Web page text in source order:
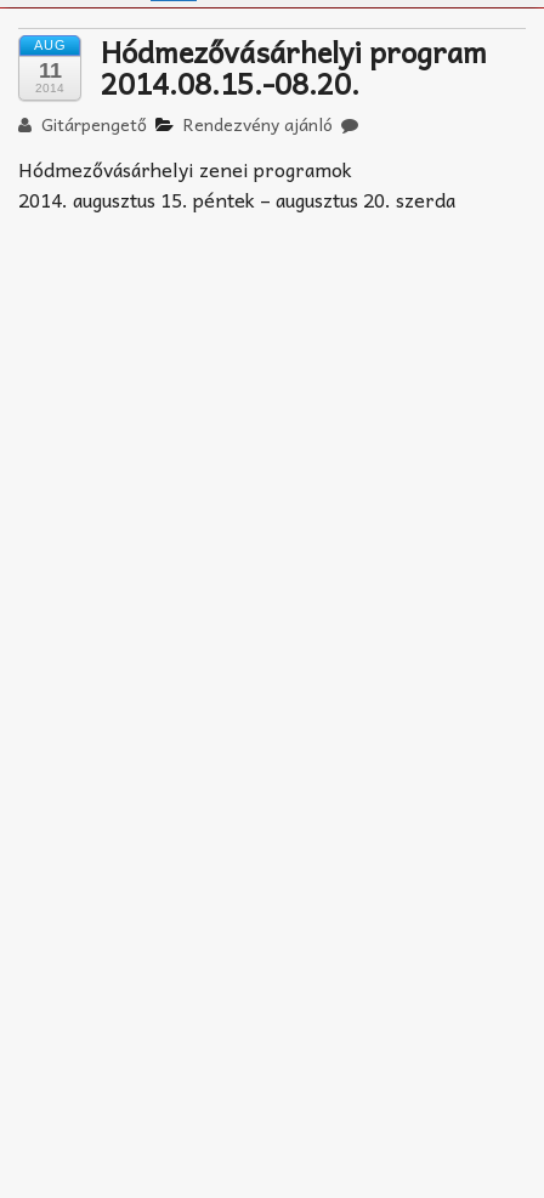
Zeneiskolák
Zeneszerzés alapjai
Akkord-kotta
AUG
11
2014
Hódmezővásárhelyi program
2014.08.15.-08.20.
Gitárpengető Rendezvény ajánló
Hódmezővásárhelyi zenei programok
2014. augusztus 15. péntek – augusztus 20. szerda